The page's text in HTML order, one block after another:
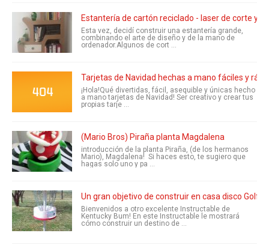
Estantería de cartón reciclado - laser de corte y
Esta vez, decidí construir una estantería grande,
combinando el arte de diseño y de la mano de
ordenador.Algunos de cort ...
Tarjetas de Navidad hechas a mano fáciles y
¡Hola!Qué divertidas, fácil, asequible y únicas hecho
a mano tarjetas de Navidad! Ser creativo y crear tus
propias tarje ...
(Mario Bros) Piraña planta Magdalena
introducción de la planta Piraña, (de los hermanos
Mario), Magdalena! Si haces esto, te sugiero que
hagas solo uno y pa ...
Un gran objetivo de construir en casa disco Golf
Bienvenidos a otro excelente Instructable de
Kentucky Bum! En este Instructable le mostrará
cómo construir un destino de ...